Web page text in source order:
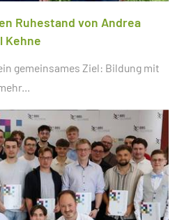
Ruhestand von Andrea
Kehne
gemeinsames Ziel: Bildung mit